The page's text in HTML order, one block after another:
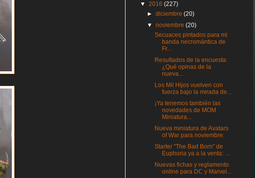
▼ 2016 (227)
►diciembre(20)
▼noviembre(20)
Secuaces pintados para mi
banda necromántica de
Fr...
Resultados de la encuesta:
¿Qué opinas de la
nueva...
Los Mil Hijos vuelven con
fuerza bajo la mirada de...
¡Ya tenemos también las
novedades de MOM
Miniatura...
Nueva miniatura de Avatars
of War para noviembre.
Starter "The Bad Born" de
Euphoria ya a la venta: ...
Nuevas fichas y reglamento
online para DC y Marvel...